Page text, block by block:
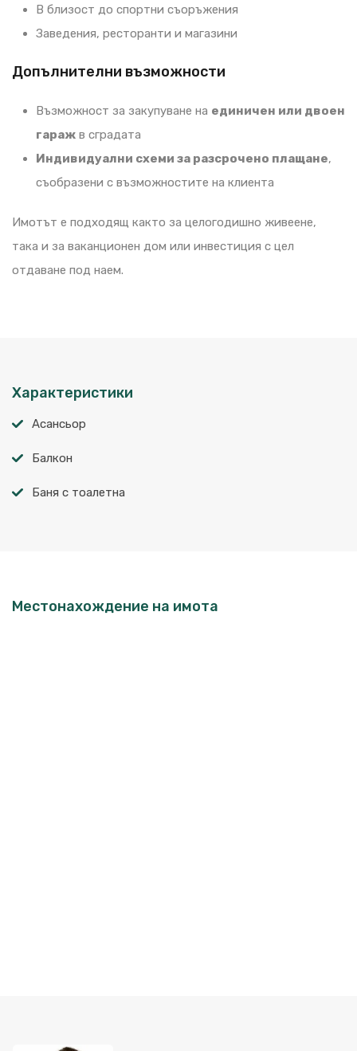
В близост до спортни съоръжения
Заведения, ресторанти и магазини
Допълнителни възможности
Възможност за закупуване на единичен или двоен
гараж в сградата
Индивидуални схеми за разсрочено плащане,
съобразени с възможностите на клиента
Имотът е подходящ както за целогодишно живеене,
така и за ваканционен дом или инвестиция с цел
отдаване под наем.
Характеристики
Асансьор
Балкон
Баня с тоалетна
Местонахождение на имота